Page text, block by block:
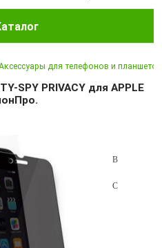
для телефонов и планшетов
SPY PRIVACY для APPLE